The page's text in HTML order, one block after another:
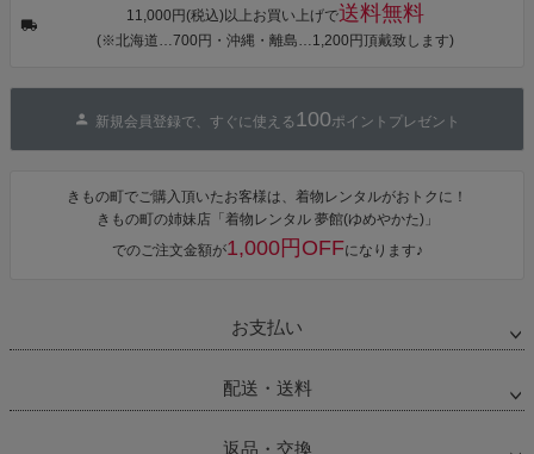
カシュクール
ワンピース 簡
単着付け 大人
11,000円(税込)以上お買い上げで送料無料
(※北海道…700円・沖縄・離島…1,200円頂戴致します)
新規会員登録で、すぐに使える 100ポイントプレゼント
きもの町でご購入頂いたお客様は、着物レンタルがおトクに！
きもの町の姉妹店「着物レンタル 夢館(ゆめやかた)」
でのご注文金額が1,000円OFFになります♪
お支払い
配送・送料
返品・交換